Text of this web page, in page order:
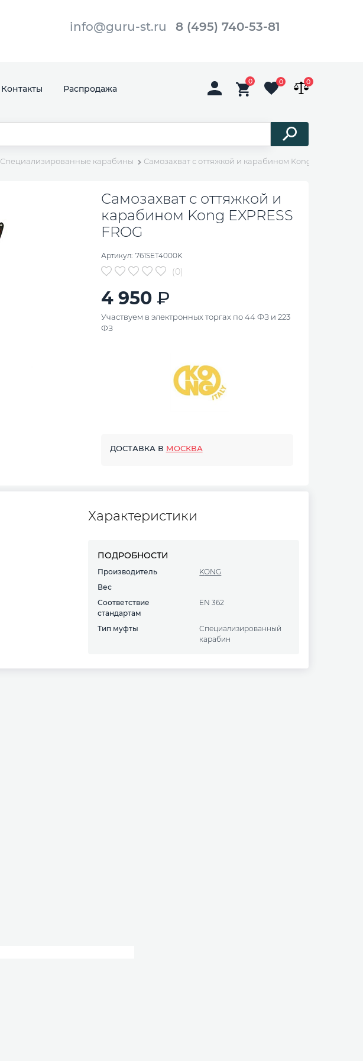
info@guru-st.ru 8 (495) 740-53-81
Контакты Распродажа
0 0 0
Специализированные карабины Самозахват с оттяжкой и карабином Kong EXPRESS
Самозахват с оттяжкой и
карабином Kong EXPRESS
FROG
Артикул: 761SET4000K
(0)
4 950
Участвуем в электронных торгах по 44 ФЗ и 223
ФЗ
ДОСТАВКА В МОСКВА
Характеристики
ПОДРОБНОСТИ
Производитель
KONG
Вес
Соответствие
стандартам
EN 362
Тип муфты
Специализированный
карабин